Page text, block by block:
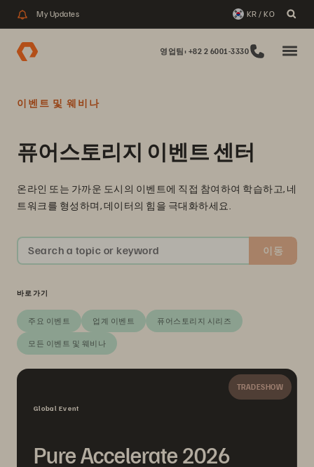
My Updates KR / KO
영업팀: +82 2 6001-3330
이벤트 및 웨비나
퓨어스토리지 이벤트 센터
온라인 또는 가까운 도시의 이벤트에 직접 참여하여 학습하고, 네
트워크를 형성하며, 데이터의 힘을 극대화하세요.
Search a topic or keyword 이동
바로가기
주요 이벤트 업계 이벤트 퓨어스토리지 시리즈
모든 이벤트 및 웨비나
TRADESHOW
Global Event
Pure Accelerate 2026